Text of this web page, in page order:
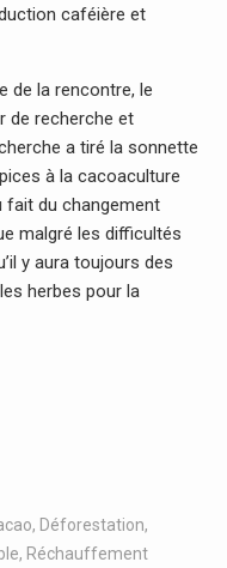
caféière et
de la rencontre, le
de recherche et
a tiré la sonnette
à la cacoaculture
fait du changement
malgré les difficultés
y aura toujours des
herbes pour la
, Déforestation,
, Réchauffement